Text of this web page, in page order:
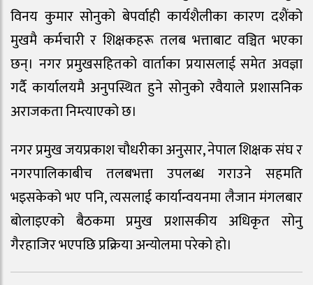
विनय कुमार सोनुको बेपर्वाही कार्यशैलीका कारण दशैंको
मुखमै कर्मचारी र शिक्षकहरू तलब भत्ताबाट वञ्चित भएका
छन्। नगर प्रमुखसहितको वार्ताका प्रयासलाई समेत अवज्ञा
गर्दै कार्यालयमै अनुपस्थित हुने सोनुको रवैयाले प्रशासनिक
अराजकता निम्त्याएको छ।
नगर प्रमुख जयप्रकाश चौधरीका अनुसार, नेपाल शिक्षक संघ र
नगरपालिकाबीच तलबभत्ता उपलब्ध गराउने सहमति
भइसकेको भए पनि, त्यसलाई कार्यान्वयनमा लैजान मंगलबार
बोलाइएको बैठकमा प्रमुख प्रशासकीय अधिकृत सोनु
गैरहाजिर भएपछि प्रक्रिया अन्योलमा परेको हो।